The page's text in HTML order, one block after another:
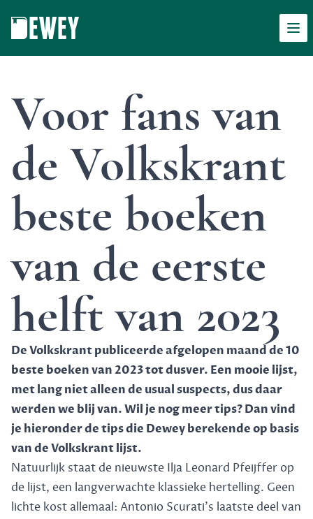
Voor fans van
de Volkskrant
beste boeken
van de eerste
helft van 2023
De Volkskrant publiceerde afgelopen maand de10
beste boekenvan 2023 tot dusver. Een mooie lijst,
met lang niet alleen de usual suspects, dus daar
werden we blij van. Wil je nog meer tips? Dan vind
je hieronder de tips die Dewey berekende op basis
van de Volkskrant lijst.
Natuurlijk staat de nieuwste Ilja Leonard Pfeijffer op
de lijst, een langverwachte klassieke hertelling. Geen
lichte kost allemaal: Antonio Scurati's laatste deel van